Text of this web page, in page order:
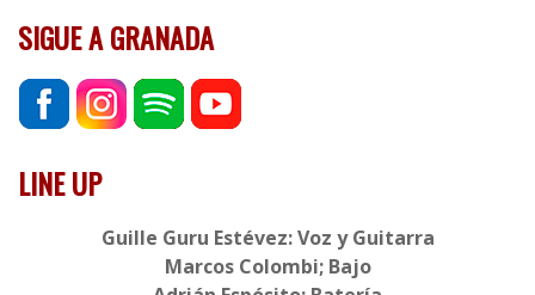
SIGUE A GRANADA
LINE UP
Guille Guru Estévez: Voz y Guitarra
Marcos Colombi; Bajo